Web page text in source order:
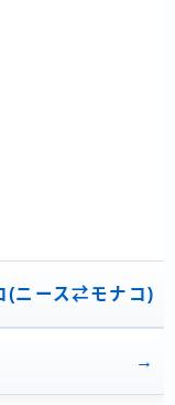
(ニース⇄モナコ)